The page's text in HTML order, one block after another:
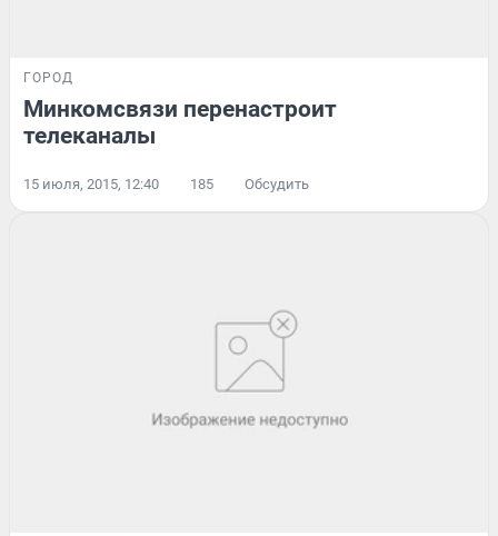
ГОРОД
Минкомсвязи перенастроит
телеканалы
15 июля, 2015, 12:40 185 Обсудить